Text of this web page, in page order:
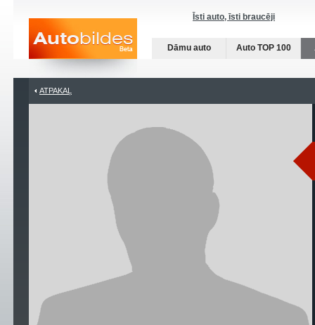
Īsti auto, īsti braucēji
Dāmu auto Auto TOP 100
ATPAKAĻ